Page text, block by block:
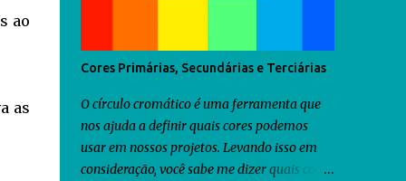
ao
as
descobrirá não somente a orientação dos
ventos predominantes em algumas regiões
do Brasil, como poderá utilizá-lo para criar
diversos tipos de brises para seu projeto.
Como as informações fornecidas pelo
Analysis Sol-Ar são restritas ao território
Cores Primárias, Secundárias e Terciárias
O círculo cromático é uma ferramenta que
nos ajuda a definir quais cores podemos
usar em nossos projetos. Levando isso em
consideração, você sabe me dizer quais cores